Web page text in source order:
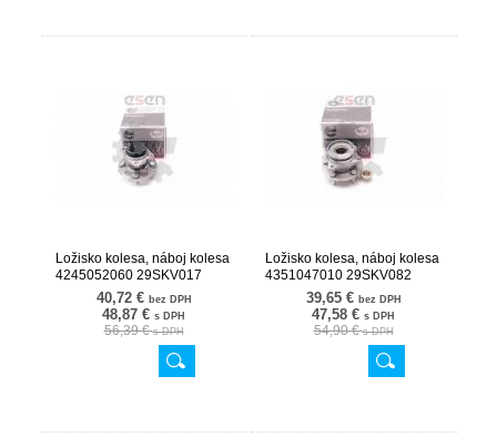
Ložisko kolesa, náboj kolesa
4245052060 29SKV017
40,72 € bez DPH
48,87 € s DPH
56,39 €s DPH
Ložisko kolesa, náboj kolesa
4351047010 29SKV082
39,65 € bez DPH
47,58 € s DPH
54,90 €s DPH